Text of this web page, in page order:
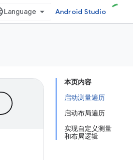
Android Studio
本页内容
启动测量遍历
启动布局遍历
实现自定义测量
和布局逻辑